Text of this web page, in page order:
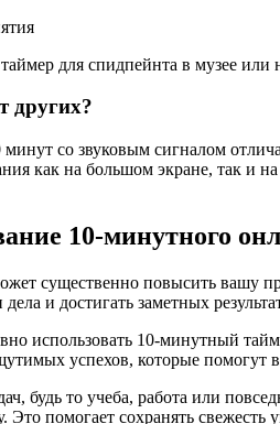
для спидпейнта в музее
других?
со звуковым сигналом
как на большом экране, так и
10-минутного
существенно повысить вашу
и достигать заметных
использовать 10-минутный
успехов, которые помогут
будь то учеба, работа или
помогает сохранять